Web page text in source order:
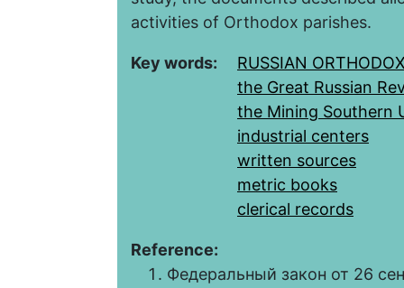
activities of Orthodox parishes.
Key words:
RUSSIAN
the Great Russian
the Mining Southern
industrial centers
written sources
metric books
clerical records
Reference:
Федеральный закон от 26